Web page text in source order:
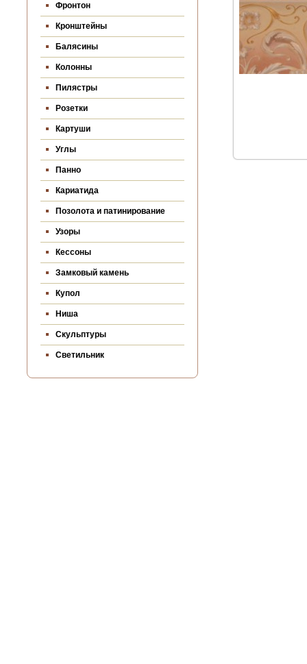
Фронтон
Кронштейны
Балясины
Колонны
Пилястры
Розетки
Картуши
Углы
Панно
Кариатида
Позолота и патинирование
Узоры
Кессоны
Замковый камень
Купол
Ниша
Скульптуры
Светильник